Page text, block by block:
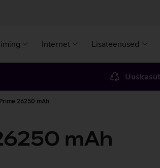
Internet Lisateenused
26250 mAh
mAh